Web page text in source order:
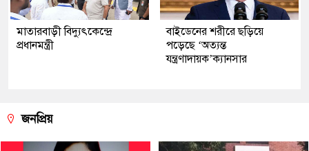
মাতারবাড়ী বিদ্যুৎকেন্দ্রে
প্রধানমন্ত্রী
বাইডেনের শরীরে ছড়িয়ে
পড়েছে ‘অত্যন্ত
যন্ত্রণাদায়ক’ক্যানসার
জনপ্রিয়